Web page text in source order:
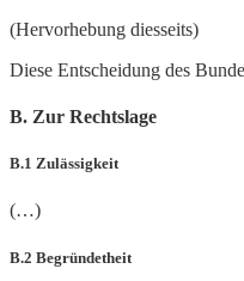
(Hervorhebung diesseits)
Diese Entscheidung des
B. Zur Rechtslage
B.1 Zulässigkeit
(…)
B.2 Begründetheit